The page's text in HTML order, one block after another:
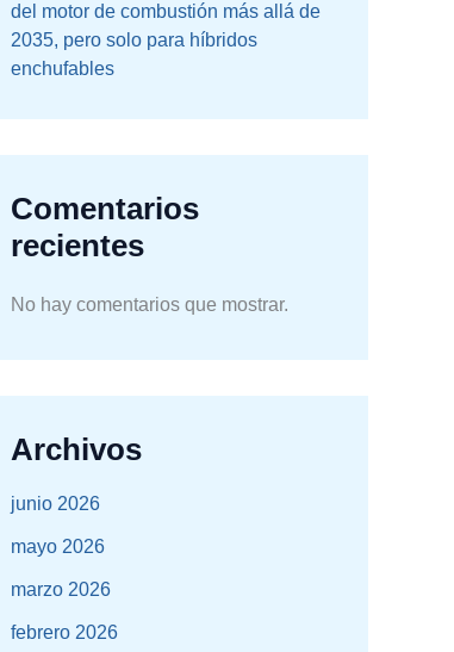
del motor de combustión más allá de
2035, pero solo para híbridos
enchufables
Comentarios
recientes
No hay comentarios que mostrar.
Archivos
junio 2026
mayo 2026
marzo 2026
febrero 2026